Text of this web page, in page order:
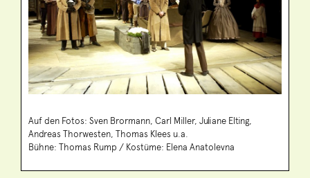
Auf den Fotos: Sven Brormann, Carl Miller, Juliane Elting,
Andreas Thorwesten, Thomas Klees u.a.
Bühne: Thomas Rump / Kostüme: Elena Anatolevna